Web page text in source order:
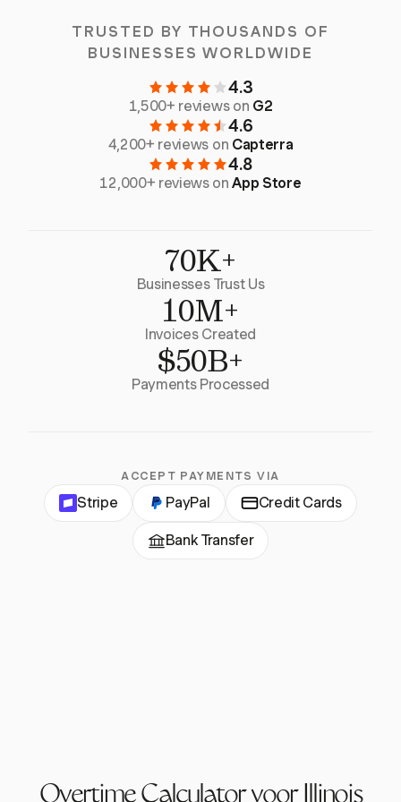
TRUSTED BY THOUSANDS OF
BUSINESSES WORLDWIDE
4.3
1,500+ reviews on G2
4.6
4,200+ reviews on Capterra
4.8
12,000+ reviews onApp Store
70K+
Businesses Trust Us
10M+
Invoices Created
$50B+
Payments Processed
ACCEPT PAYMENTS VIA
Stripe PayPal Credit Cards
Bank Transfer